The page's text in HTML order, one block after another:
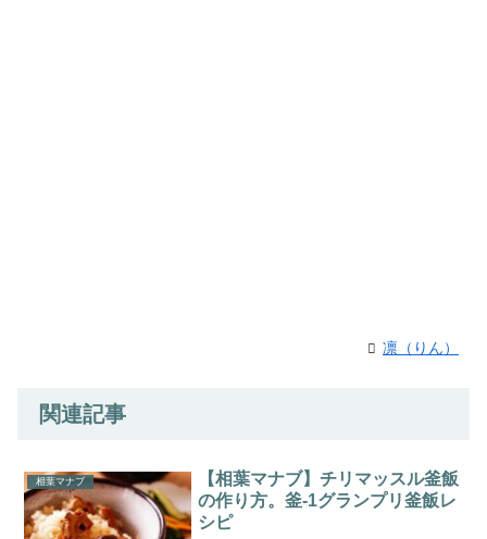
凛（りん）
関連記事
相葉マナブ
【相葉マナブ】チリマッスル釜飯
の作り方。釜-1グランプリ釜飯レ
シピ